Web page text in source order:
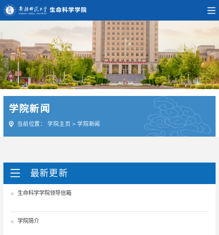
学院新闻
当前位置： 学院主页 > 学院新闻
最新更新
生命科学学院领导信箱
学院简介